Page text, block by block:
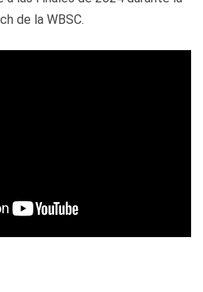
de la WBSC.